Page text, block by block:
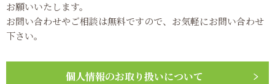
お願いいたします。
お問い合わせやご相談は無料ですので、お気軽にお問い合わせ
下さい。
個人情報のお取り扱いについて